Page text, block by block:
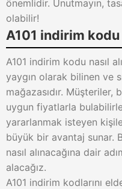
önemlidir. Unutmayın,
olabilir!
A101 indirim kodu
A101 indirim kodu nasıl
yaygın olarak bilinen ve
mağazasıdır.
uygun fiyatlarla
yararlanmak isteyen
büyük bir avantaj sunar.
nasıl alınacağına dair
alacağız.
A101 indirim kodlarını